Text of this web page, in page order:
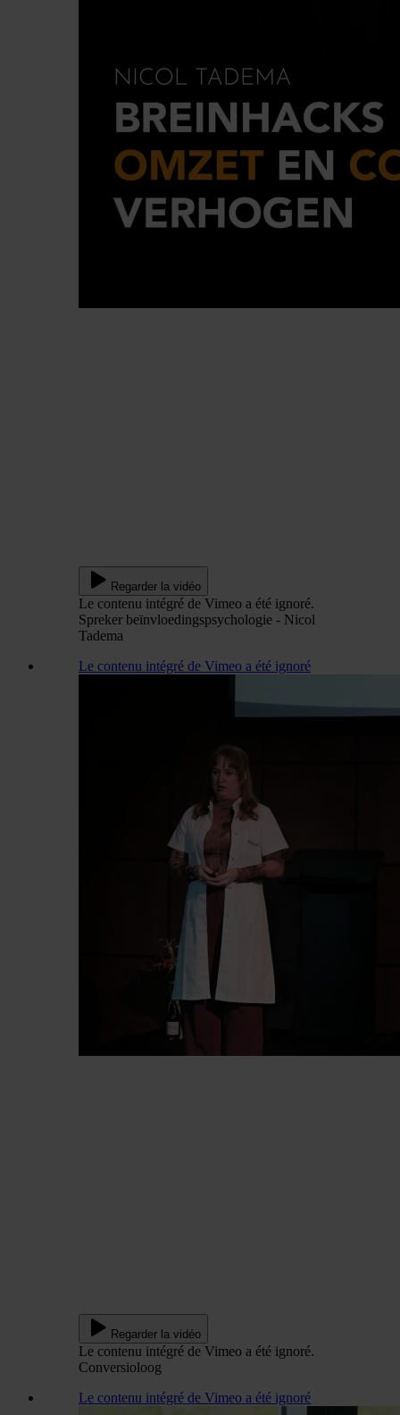
Regarder la vidéo
Le contenu intégré de Vimeo a été ignoré.
Spreker beïnvloedingspsychologie - Nicol
Tadema
Le contenu intégré de Vimeo a été ignoré
Regarder la vidéo
Le contenu intégré de Vimeo a été ignoré.
Conversioloog
Le contenu intégré de Vimeo a été ignoré